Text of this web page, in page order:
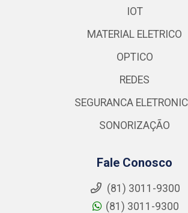
IOT
MATERIAL ELETRICO
OPTICO
REDES
SEGURANCA
SONORIZAÇÃO
Fale Conosco
(81) 3011-9300
(81) 3011-9300